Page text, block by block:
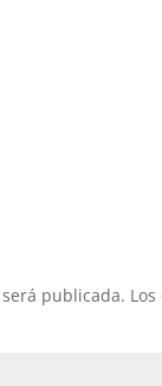
publicada.